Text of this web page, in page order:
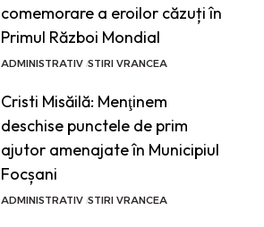
comemorare a eroilor căzuți în
Primul Război Mondial
ADMINISTRATIV STIRI VRANCEA
Cristi Misăilă: Menţinem
deschise punctele de prim
ajutor amenajate în Municipiul
Focșani
ADMINISTRATIV STIRI VRANCEA